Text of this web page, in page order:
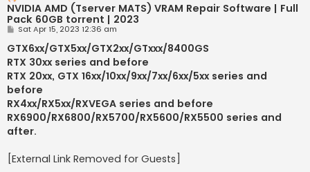
NVIDIA AMD (Tserver MATS) VRAM Repair Software | Full
Pack 60GB torrent | 2023
P
s
Sat Apr 15, 2023 12:36 am
GTX6xx/GTX5xx/GTX2xx/GTxxx/8400GS
RTX 30xx series and before
RTX 20xx, GTX 16xx/10xx/9xx/7xx/6xx/5xx series and
before
RX4xx/RX5xx/RXVEGA series and before
RX6900/RX6800/RX5700/RX5600/RX5500 series and
after.
[External Link Removed for Guests]